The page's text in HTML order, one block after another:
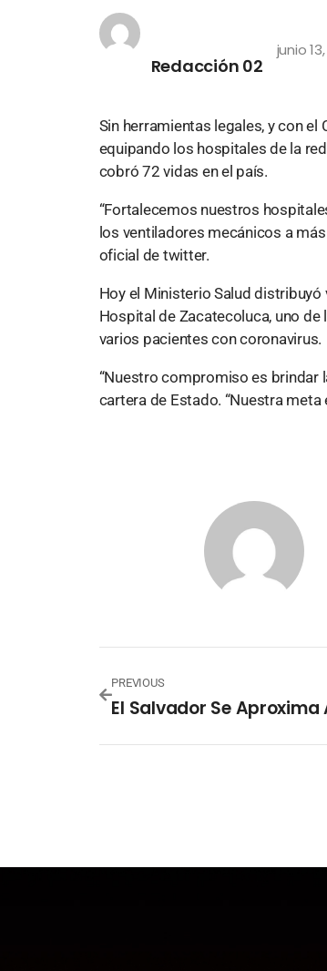
Redacción 02
junio
Sin herramientas legales, y con el
equipando los hospitales de la
cobró 72 vidas en el país.
“Fortalecemos nuestros
los ventiladores mecánicos a
oficial de twitter.
Hoy el Ministerio Salud
Hospital de Zacatecoluca, uno
varios pacientes con coronavirus.
“Nuestro compromiso es brindar
cartera de Estado. “Nuestra meta
PREVIOUS